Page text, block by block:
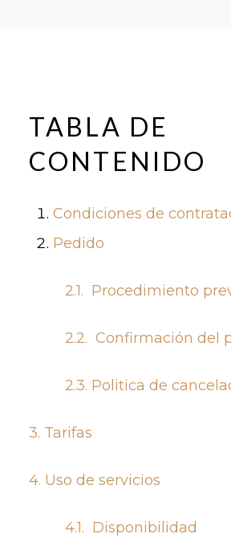
TABLA DE
CONTENIDO
Condiciones de
Pedido
2.1. Procedimiento
2.2. Confirmación del
2.3. Politica de
3. Tarifas
4. Uso de servicios
4.1. Disponibilidad